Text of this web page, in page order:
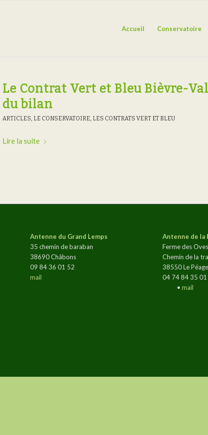
Accueil Conservatoire
Le Contrat Vert et Bleu Bièvre-
du bilan
ARTICLES, LE CONSERVATOIRE, LES CONTRATS VERT ET BLEU
Lire la suite
Antenne du Grand Lemps
35 chemin de baraban
38690 Châbons
09 84 36 01 52
mail
Antenne de la
Ferme des Oves
Chemin de la
38550 Le
04 74 84 35 01
• mail